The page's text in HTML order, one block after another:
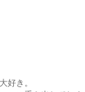
好き。